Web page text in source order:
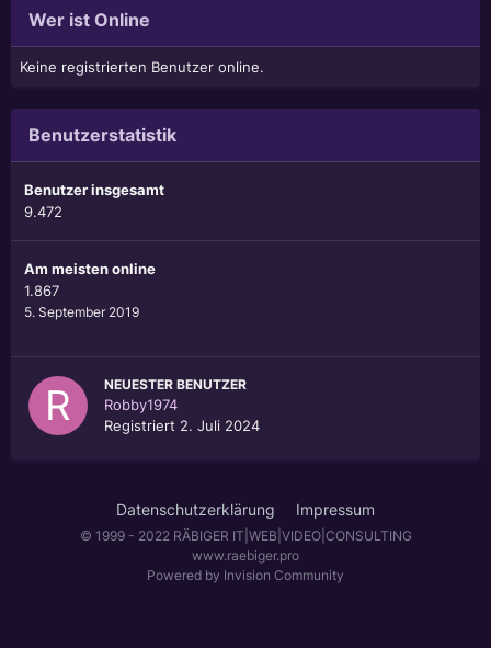
Wer ist Online
Keine registrierten Benutzer online.
Benutzerstatistik
Benutzer insgesamt
9.472
Am meisten online
1.867
5. September 2019
NEUESTER BENUTZER
Robby1974
Registriert 2. Juli 2024
Datenschutzerklärung Impressum
© 1999 - 2022 RÄBIGER IT|WEB|VIDEO|CONSULTING
www.raebiger.pro
Powered by Invision Community